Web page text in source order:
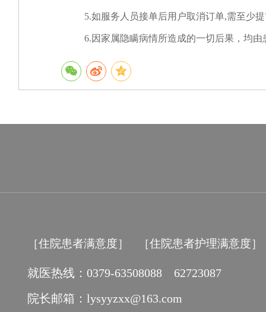
5.如服务人员接单后用户取消订单,需至少提
6.因家属隐瞒病情所造成的一切后果，均由
［住院患者满意度］ ［住院患者护理满意度］
就医热线：0379-63508088 62723087
院长邮箱：lysyyzxx@163.com